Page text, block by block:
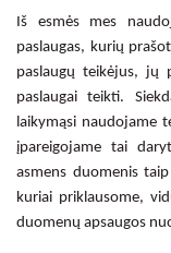
Iš esmės mes
paslaugas, kurių
paslaugų teikėjus, jų
paslaugai teikti.
laikymąsi naudojame
įpareigojame tai
asmens duomenis
kuriai priklausome,
duomenų apsaugos